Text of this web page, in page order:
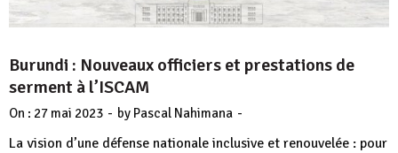
Burundi : Nouveaux officiers et prestations de
serment à l’ISCAM
On : 27 mai 2023 - by Pascal Nahimana -
La vision d’une défense nationale inclusive et renouvelée : pour